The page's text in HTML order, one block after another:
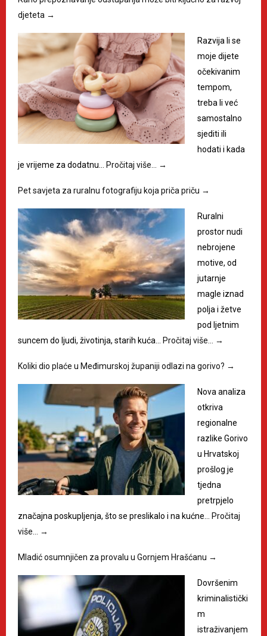
djeteta →
Razvija li se
moje dijete
očekivanim
tempom,
treba li već
samostalno
sjediti ili
hodati i kada
je vrijeme za dodatnu…
Pročitaj više… →
Pet savjeta za ruralnu fotografiju koja priča priču →
Ruralni
prostor nudi
nebrojene
motive, od
jutarnje
magle iznad
polja i žetve
pod ljetnim
suncem do ljudi, životinja, starih kuća…
Pročitaj više… →
Koliki dio plaće u Međimurskoj županiji odlazi na gorivo? →
Nova analiza
otkriva
regionalne
razlike Gorivo
u Hrvatskoj
prošlog je
tjedna
pretrpjelo
značajna poskupljenja, što se preslikalo i na kućne…
Pročitaj
više…
→
Mladić osumnjičen za provalu u Gornjem Hrašćanu →
Dovršenim
kriminalistički
m
istraživanjem